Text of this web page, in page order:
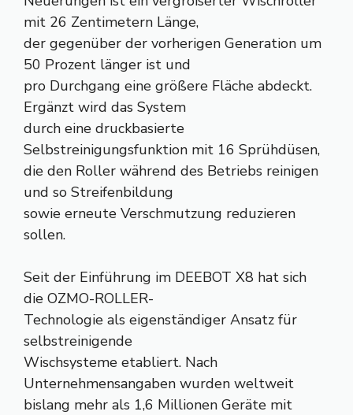
mit 26 Zentimetern Länge,
der gegenüber der vorherigen Generation um
50 Prozent länger ist und
pro Durchgang eine größere Fläche abdeckt.
Ergänzt wird das System
durch eine druckbasierte
Selbstreinigungsfunktion mit 16 Sprühdüsen,
die den Roller während des Betriebs reinigen
und so Streifenbildung
sowie erneute Verschmutzung reduzieren
sollen.
Seit der Einführung im DEEBOT X8 hat sich
die OZMO-ROLLER-
Technologie als eigenständiger Ansatz für
selbstreinigende
Wischsysteme etabliert. Nach
Unternehmensangaben wurden weltweit
bislang mehr als 1,6 Millionen Geräte mit